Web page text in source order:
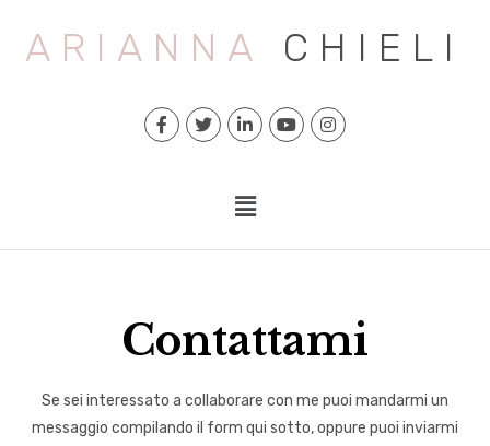
ARIANNA CHIELI
Contattami
Se sei interessato a collaborare con me puoi mandarmi un
messaggio compilando il form qui sotto, oppure puoi inviarmi